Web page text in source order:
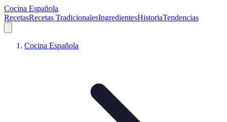
Cocina Española
RecetasRecetas TradicionalesIngredientesHistoriaTendencias
Cocina Española